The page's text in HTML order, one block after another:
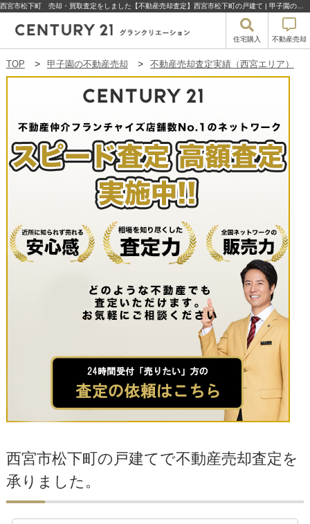
住宅購入 不動産売却
TOP 甲子園の不動産売却 不動産売却査定実績（西宮エリア）
西宮市松下町の戸建てで不動産売却査定を
承りました。